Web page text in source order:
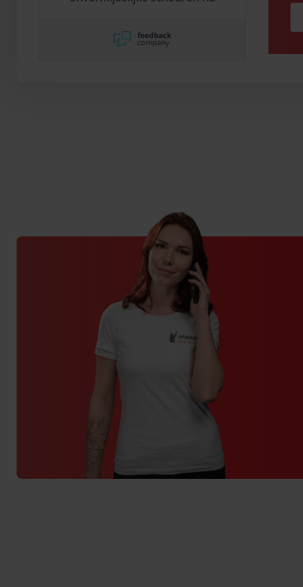
en dat hebben ze super
netjes gedaan!